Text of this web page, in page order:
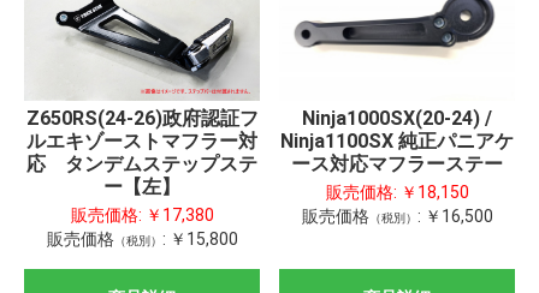
Z650RS(24-26)政府認証フ
ルエキゾーストマフラー対
応 タンデムステップステ
ー【左】
販売価格: ￥17,380
販売価格（税別） : ￥15,800
Ninja1000SX(20-24) /
Ninja1100SX 純正パニアケ
ース対応マフラーステー
販売価格: ￥18,150
販売価格（税別） : ￥16,500